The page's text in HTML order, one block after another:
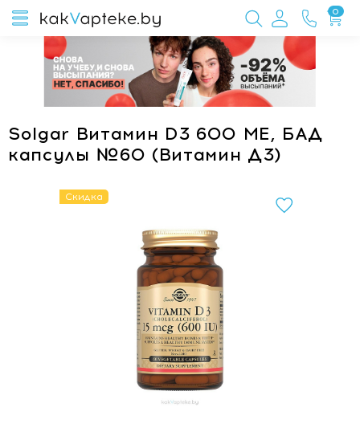
0
Solgar Витамин D3 600 МЕ, БАД
капсулы №60 (Витамин Д3)
Скидка